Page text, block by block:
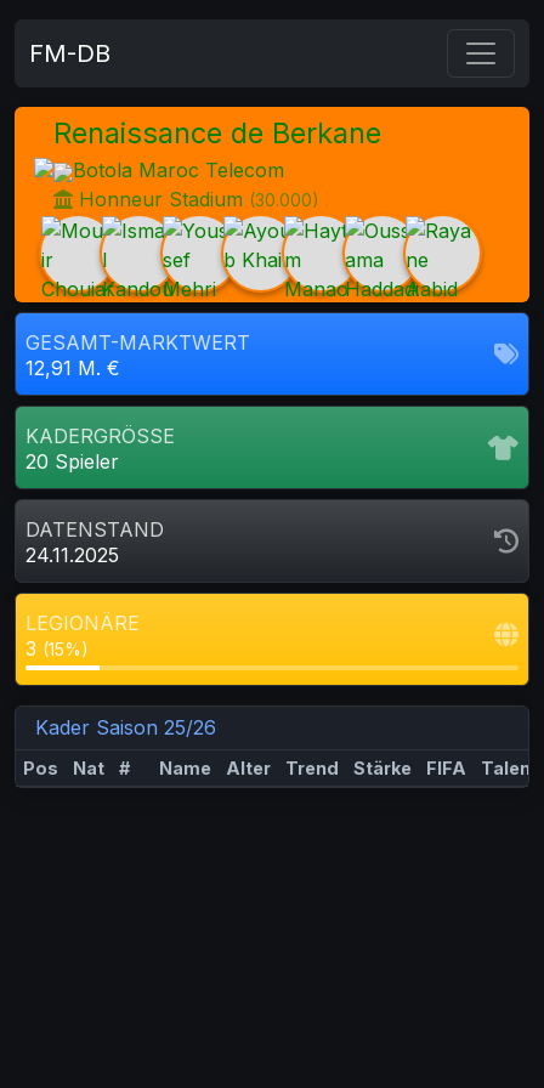
FM-DB
Renaissance de Berkane
Botola Maroc Telecom
Honneur Stadium (30.000)
GESAMT-MARKTWERT
12,91 M. €
KADERGRÖSSE
20 Spieler
DATENSTAND
24.11.2025
LEGIONÄRE
3 (15%)
Kader Saison 25/26
Pos Nat # Name Alter Trend Stärke FIFA Talent